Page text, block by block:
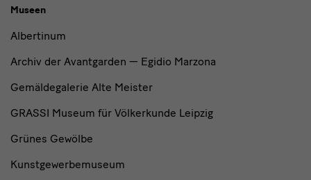
Museen
Albertinum
Archiv der Avantgarden — Egidio Marzona
Gemäldegalerie Alte Meister
GRASSI Museum für Völkerkunde Leipzig
Grünes Gewölbe
Kunstgewerbemuseum